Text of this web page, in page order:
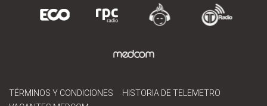
TÉRMINOS Y CONDICIONES
HISTORIA DE TELEMETRO